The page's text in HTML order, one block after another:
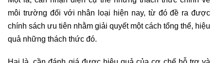
môi trường đối với nhân loại hiện nay, từ đó đề ra được
chính sách ưu tiên nhằm giải quyết một cách tổng thể, hiệu
quả những thách thức đó.